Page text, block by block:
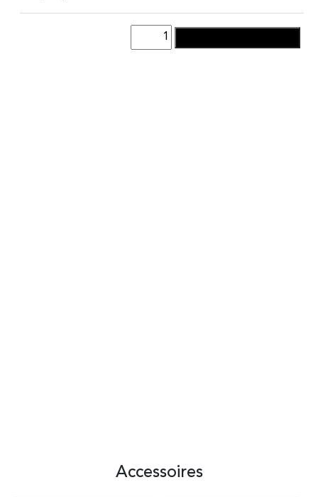
quantité
de
Accessoires